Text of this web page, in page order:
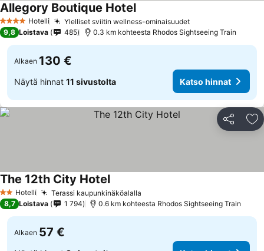
4 Tähtiluokitus
Hotelli Ylelliset sviitin wellness-ominaisuudetKatso hinnat
Allegory Boutique HotelKatso hinnat
9,8 Loistava 485 0.3 km kohteesta Rhodos Sightseeing Train
Alkaen 130 €
Näytä hinnat 11 sivustolta Katso hinnat
Jaa
2 Tähtiluokitus
Hotelli Terassi kaupunkinäköalalla
The 12th City HotelKatso hinnat
8,7 Loistava 1 794 0.6 km kohteesta Rhodos Sightseeing Train
Alkaen 57 €